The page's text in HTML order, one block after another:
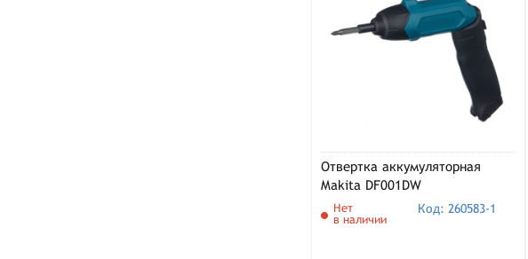
Отвертка аккумуляторная
Makita DF001DW
Нет
в наличии
Код: 260583-1